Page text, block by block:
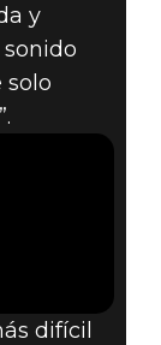
y
solo
difícil